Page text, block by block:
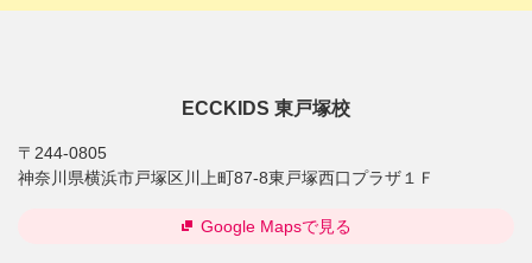
ECCKIDS 東戸塚校
〒244-0805
神奈川県横浜市戸塚区川上町87-8東戸塚西口プラザ１Ｆ
Google Mapsで見る